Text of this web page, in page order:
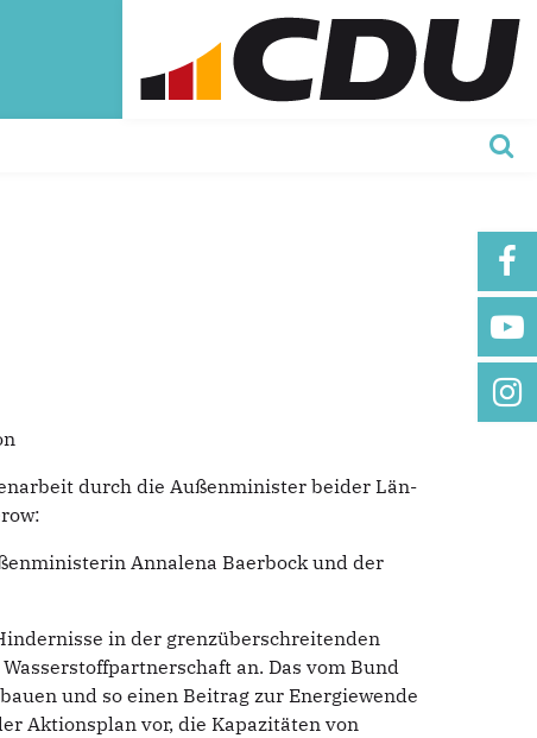
durch die Außenminister beider Län-
Annalena Baerbock und der
in der grenzüberschreitenden
an. Das vom Bund
und so einen Beitrag zur Energiewende
Aktionsplan vor, die Kapazitäten von